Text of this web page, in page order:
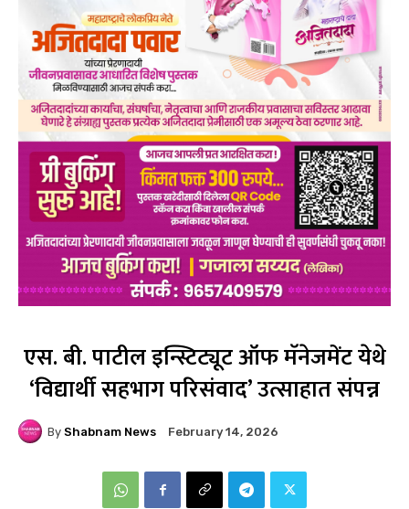
एस. बी. पाटील इन्स्टिट्यूट ऑफ मॅनेजमेंट येथे
‘विद्यार्थी सहभाग परिसंवाद’ उत्साहात संपन्न
By Shabnam News February 14, 2026